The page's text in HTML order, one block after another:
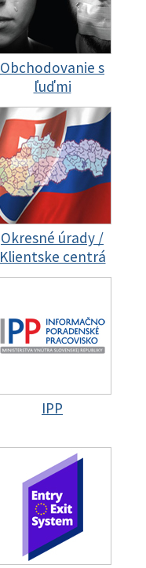
Obchodovanie s
ľuďmi
Okresné úrady /
Klientske centrá
IPP